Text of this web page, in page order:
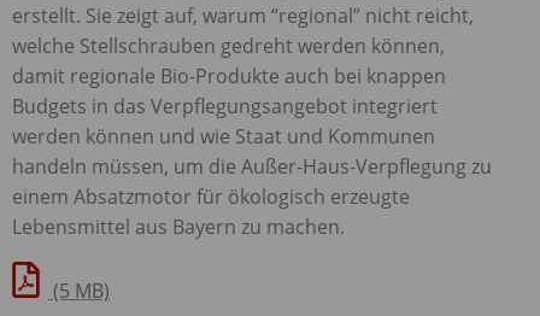
erstellt. Sie zeigt auf, warum “regional” nicht reicht,
welche Stellschrauben gedreht werden können,
damit regionale Bio-Produkte auch bei knappen
Budgets in das Verpflegungsangebot integriert
werden können und wie Staat und Kommunen
handeln müssen, um die Außer-Haus-Verpflegung zu
einem Absatzmotor für ökologisch erzeugte
Lebensmittel aus Bayern zu machen.
(5 MB)